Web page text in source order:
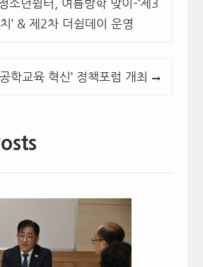
소년쉼터, 여름방학 맞이–‘제3
’ & 제2차 더쉼데이 운영
학교육 혁신’ 정책포럼 개최